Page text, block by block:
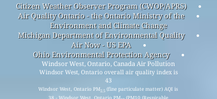
Citizen Weather Observer Program (CWOP/APRS)
Air Quality Ontario - the Ontario Ministry of the
Environment and Climate Change
Michigan Department of Environmental Quality
Air Now - US EPA
Ohio Environmental Protection Agency
Windsor West, Ontario, Canada Air Pollution
Windsor West, Ontario overall air quality index is
43
Windsor West, Ontario PM2.5(fine particulate matter) AQI is
38 - Windsor West, Ontario PM (PM10 (Respirable